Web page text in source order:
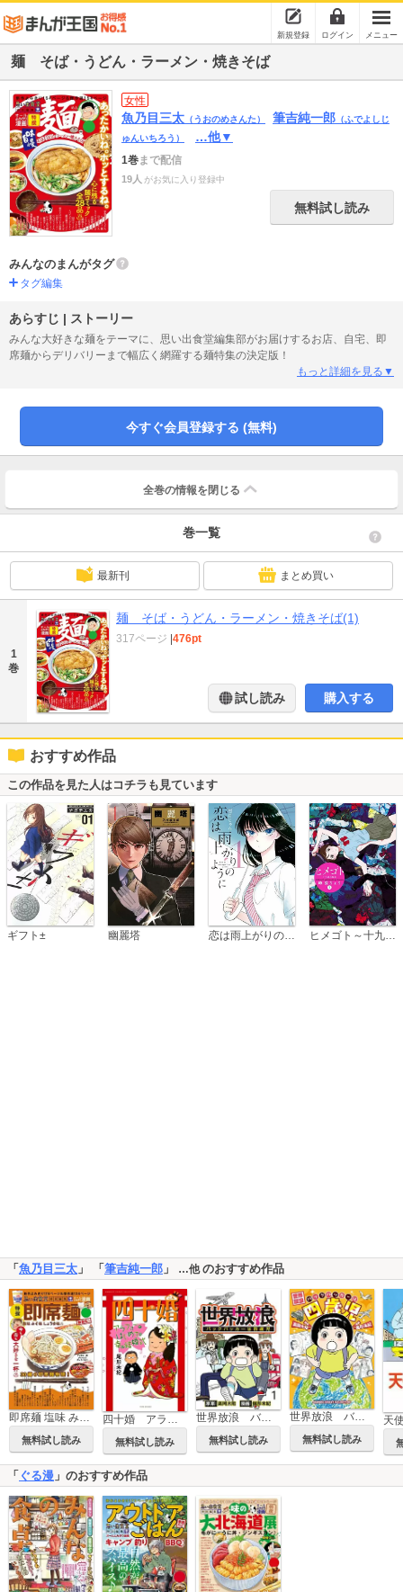
新規登録 ログイン メニュー
麺 そば・うどん・ラーメン・焼きそば
女性
魚乃目三太 （うおのめさんた） 筆吉純一郎 （ふでよしじ
ゅんいちろう）
…他▼
1巻まで配信
19人 がお気に入り登録中
無料試し読み
みんなのまんがタグ
タグ編集
あらすじ | ストーリー
みんな大好きな麺をテーマに、思い出食堂編集部がお届けするお店、自宅、即
席麺からデリバリーまで幅広く網羅する麺特集の決定版！
もっと詳細を見る▼
今すぐ会員登録する (無料)
全巻の情報を 閉じる
巻一覧
最新刊 まとめ買い
1
巻
麺 そば・うどん・ラーメン・焼きそば(1)
317ページ 476pt
試し読み 購入する
おすすめ作品
この作品を見た人はコチラも見ています
ギフト± 幽麗塔 恋は雨上がりのように ヒメゴト～十九歳の制服～
「 魚乃目三太 」 「 筆吉純一郎 」 …他のおすすめ作品
即席麺 塩味 みそ味 しょうゆ味
無料試し読み
四十婚 アラフォーではじめての幸せ結婚式
無料試し読み
世界放浪 バックパッカーは四歳児 【せらびぃ連載版】
無料試し読み
世界放浪 バックパッカーは四歳児
無料試し読み
天
「 ぐる漫 」のおすすめ作品